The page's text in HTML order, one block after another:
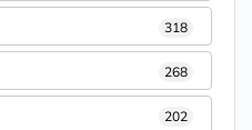
318
268
202